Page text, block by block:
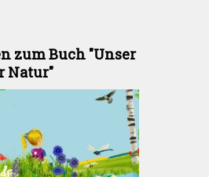
zum Buch "Unser
Natur"